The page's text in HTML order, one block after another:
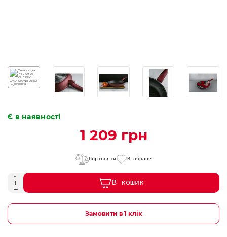
Є в наявності
1 209 грн
Порівняти В обране
В кошик
Замовити в 1 клік